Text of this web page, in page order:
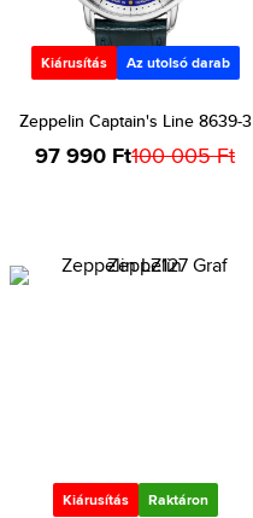
Kiárusítás Az utolsó darab
Zeppelin Captain's Line 8639-3
97 990 Ft100 005 Ft
Kiárusítás Raktáron